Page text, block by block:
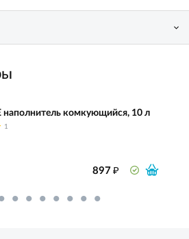
наполнитель комкующийся, 10 л
1
897₽